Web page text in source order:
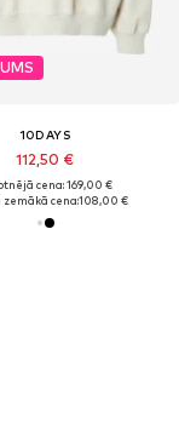
10DAYS
112,50 €
cena: 169,00 €
zemākā cena:108,00 €